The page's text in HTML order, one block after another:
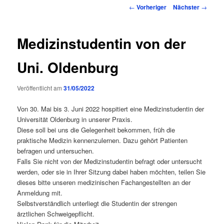
Beitragsnavigation
← Vorheriger Nächster →
Medizinstudentin von der
Uni. Oldenburg
Veröffentlicht am31/05/2022
Von 30. Mai bis 3. Juni 2022 hospitiert eine Medizinstudentin der
Universität Oldenburg in unserer Praxis.
Diese soll bei uns die Gelegenheit bekommen, früh die
praktische Medizin kennenzulernen. Dazu gehört Patienten
befragen und untersuchen.
Falls Sie nicht von der Medizinstudentin befragt oder untersucht
werden, oder sie in Ihrer Sitzung dabei haben möchten, teilen Sie
dieses bitte unseren medizinischen Fachangestellten an der
Anmeldung mit.
Selbstverständlich unterliegt die Studentin der strengen
ärztlichen Schweigepflicht.